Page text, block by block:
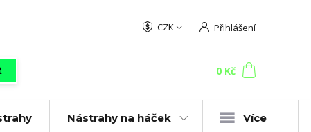
CZK Přihlášení
0 Kč
Nástrahy na háček Více